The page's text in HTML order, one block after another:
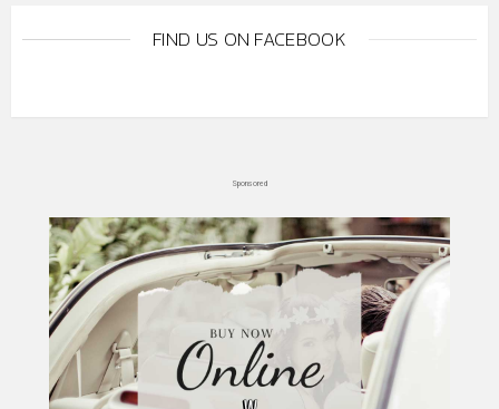
FIND US ON FACEBOOK
Sponsored